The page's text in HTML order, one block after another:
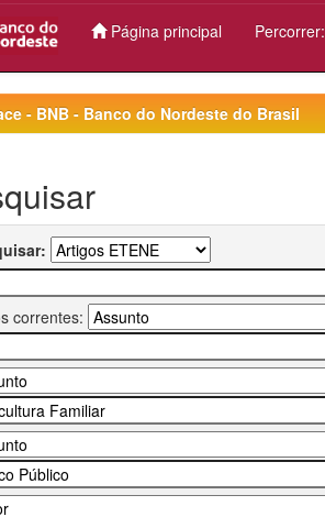
Página principal Percorrer:
- BNB - Banco do Nordeste do Brasil
correntes: